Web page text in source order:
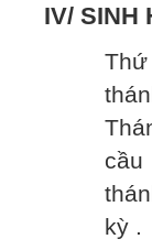
IV/ SINH
cầu
kỳ .